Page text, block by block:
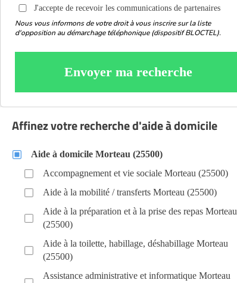
J'accepte de recevoir les communications de partenaires
Nous vous informons de votre droit à vous inscrire sur la liste
d'opposition au démarchage téléphonique (dispositif BLOCTEL).
Envoyer ma recherche
Affinez votre recherche d'aide à domicile
Aide à domicile Morteau (25500)
Accompagnement et vie sociale Morteau (25500)
Aide à la mobilité / transferts Morteau (25500)
Aide à la préparation et à la prise des repas Morteau
(25500)
Aide à la toilette, habillage, déshabillage Morteau
(25500)
Assistance administrative et informatique Morteau